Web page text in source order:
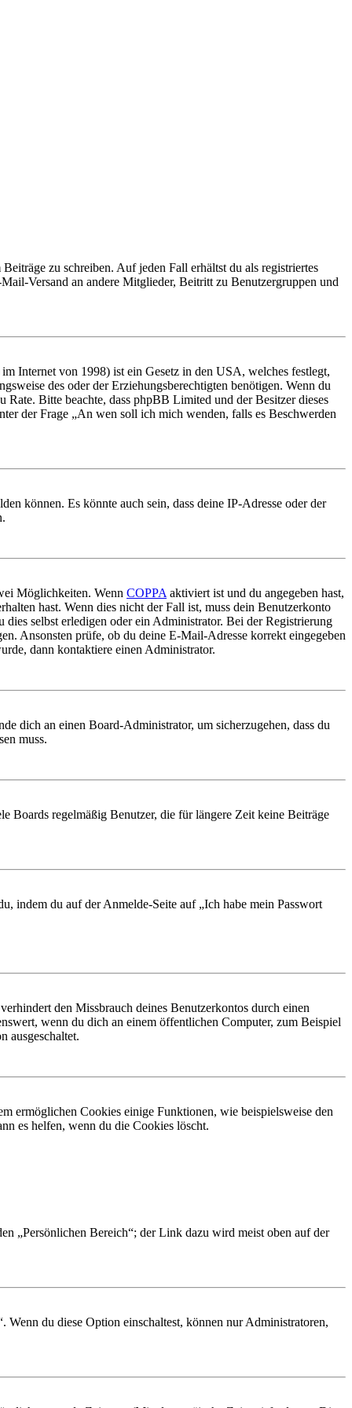
zu schreiben. Auf jeden Fall erhältst du als registriertes
Versand an andere Mitglieder, Beitritt zu Benutzergruppen und
Internet von 1998) ist ein Gesetz in den USA, welches festlegt,
des oder der Erziehungsberechtigten benötigen. Wenn du
Bitte beachte, dass phpBB Limited und der Besitzer dieses
der Frage „An wen soll ich mich wenden, falls es Beschwerden
können. Es könnte auch sein, dass deine IP-Adresse oder der
Möglichkeiten. Wenn COPPA aktiviert ist und du angegeben hast,
hast. Wenn dies nicht der Fall ist, muss dein Benutzerkonto
selbst erledigen oder ein Administrator. Bei der Registrierung
Ansonsten prüfe, ob du deine E-Mail-Adresse korrekt eingegeben
dann kontaktiere einen Administrator.
dich an einen Board-Administrator, um sicherzugehen, dass du
muss.
Boards regelmäßig Benutzer, die für längere Zeit keine Beiträge
indem du auf der Anmelde-Seite auf „Ich habe mein Passwort
den Missbrauch deines Benutzerkontos durch einen
wenn du dich an einem öffentlichen Computer, zum Beispiel
ausgeschaltet.
ermöglichen Cookies einige Funktionen, wie beispielsweise den
es helfen, wenn du die Cookies löscht.
„Persönlichen Bereich“; der Link dazu wird meist oben auf der
du diese Option einschaltest, können nur Administratoren,